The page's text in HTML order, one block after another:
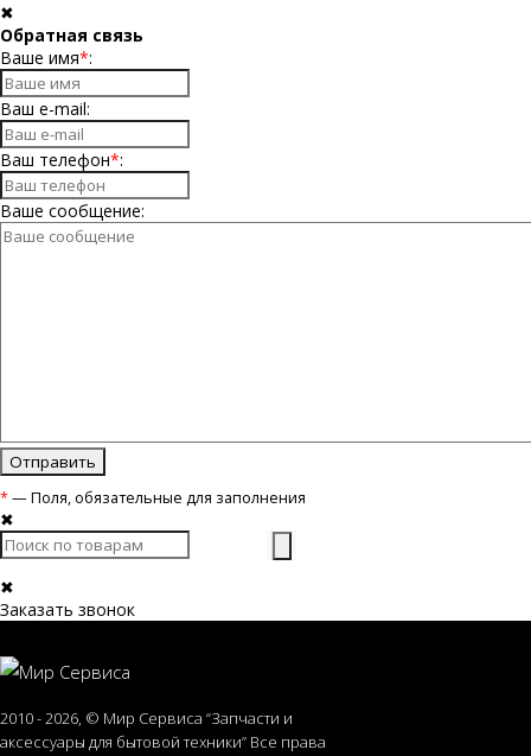
2010 - 2026, © Мир Сервиса “Запчасти и
аксессуары для бытовой техники” Все права
✖
Обратная связь
Ваше имя*:
Ваш e-mail:
Ваш телефон*:
Ваше сообщение:
*— Поля, обязательные для заполнения
✖
✖
Заказать звонок